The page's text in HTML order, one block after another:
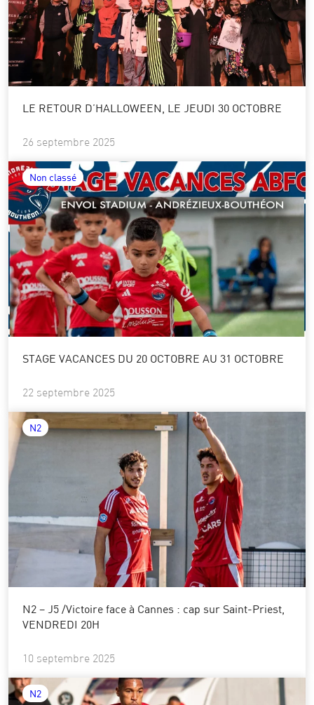
LE RETOUR D’HALLOWEEN, LE JEUDI 30 OCTOBRE
26 septembre 2025
Non classé
STAGE VACANCES DU 20 OCTOBRE AU 31 OCTOBRE
22 septembre 2025
N2
N2 – J5 /Victoire face à Cannes : cap sur Saint-Priest,
VENDREDI 20H
10 septembre 2025
N2